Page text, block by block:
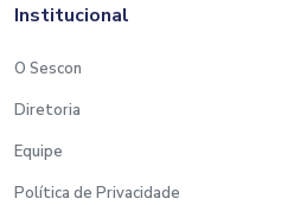
Institucional
O Sescon
Diretoria
Equipe
Política de Privacidade